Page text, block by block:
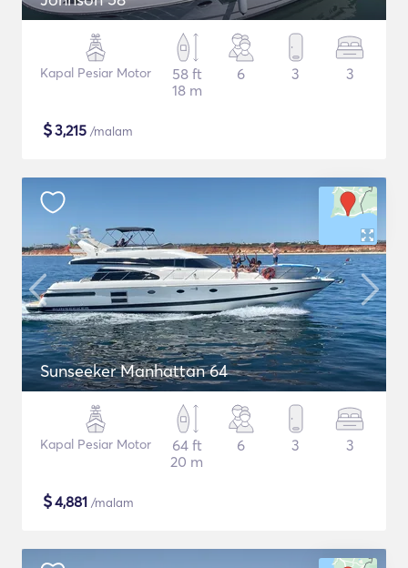
Kapal Pesiar Motor
58 ft
18 m
6 3 3
$3,215 /malam
Sunseeker Manhattan 64
Kapal Pesiar Motor
64 ft
20 m
6 3 3
$4,881 /malam